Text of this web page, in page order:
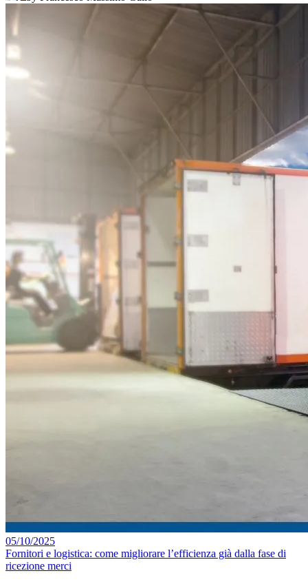
05/10/2025
Fornitori e logistica: come migliorare l’efficienza già dalla fase di
ricezione merci